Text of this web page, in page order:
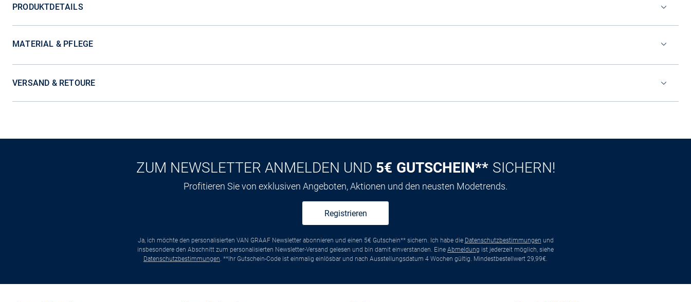
PRODUKTDETAILS
MATERIAL & PFLEGE
VERSAND & RETOURE
ZUM NEWSLETTER ANMELDEN UND 5€ GUTSCHEIN** SICHERN!
Profitieren Sie von exklusiven Angeboten, Aktionen und den neusten Modetrends.
Registrieren
Ja, ich möchte den personalisierten VAN GRAAF Newsletter abonnieren und einen 5€ Gutschein** sichern. Ich habe die Datenschutzbestimmungen und
insbesondere den Abschnitt zum personalisierten Newsletter-Versand gelesen und bin damit einverstanden. Eine Abmeldung ist jederzeit möglich, siehe
Datenschutzbestimmungen. **Ihr Gutschein-Code ist einmalig einlösbar und nach Ausstellungsdatum 4 Wochen gültig. Mindestbestellwert 29,99€.